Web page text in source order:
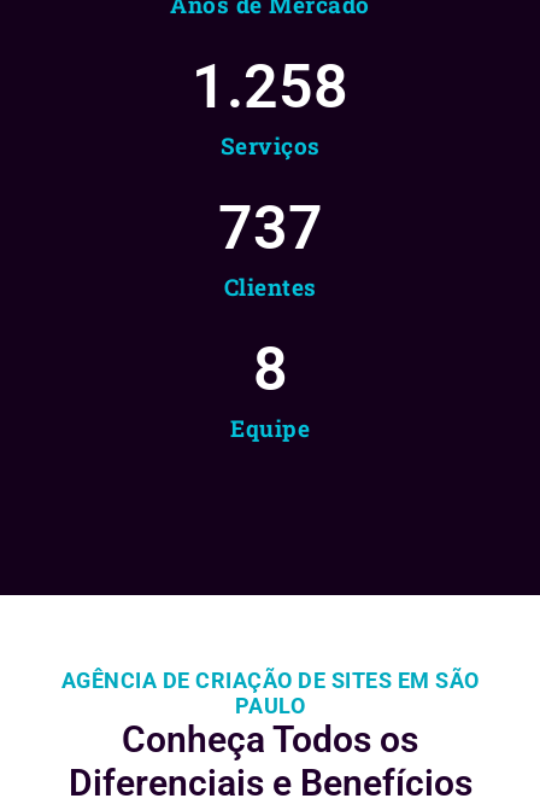
Serviços
1.258
Clientes
737
Equipe
8
AGÊNCIA DE CRIAÇÃO DE SITES EM SÃO
PAULO
Conheça Todos os
Diferenciais e Benefícios